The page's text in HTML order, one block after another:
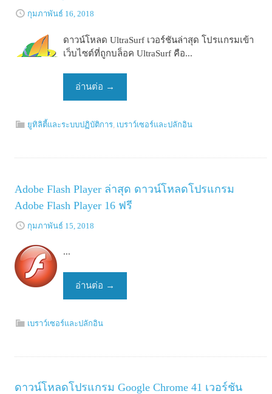
กุมภาพันธ์ 16, 2018
ดาวน์โหลด UltraSurf เวอร์ชันล่าสุด โปรแกรมเข้า
เว็บไซต์ที่ถูกบล็อค UltraSurf คือ...
อ่านต่อ →
ยูทิลิตี้และระบบปฏิบัติการ, เบราว์เซอร์และปลักอิน
Adobe Flash Player ล่าสุด ดาวน์โหลดโปรแกรม
Adobe Flash Player 16 ฟรี
กุมภาพันธ์ 15, 2018
...
อ่านต่อ →
เบราว์เซอร์และปลักอิน
ดาวน์โหลดโปรแกรม Google Chrome 41 เวอร์ชัน